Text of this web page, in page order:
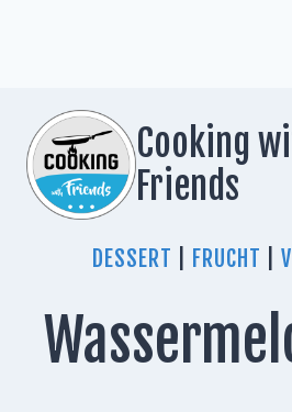
Cooking
Friends
DESSERT FRUCHT